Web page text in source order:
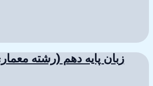
زبان پایه دهم (رشته